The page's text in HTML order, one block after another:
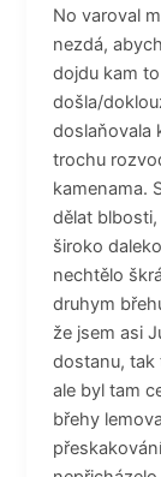
No varoval
nezdá,
dojdu kam
došla/
doslaňovala
trochu
kamenama.
dělat
široko
nechtělo
druhym
že jsem asi
dostanu, tak
ale byl tam
břehy